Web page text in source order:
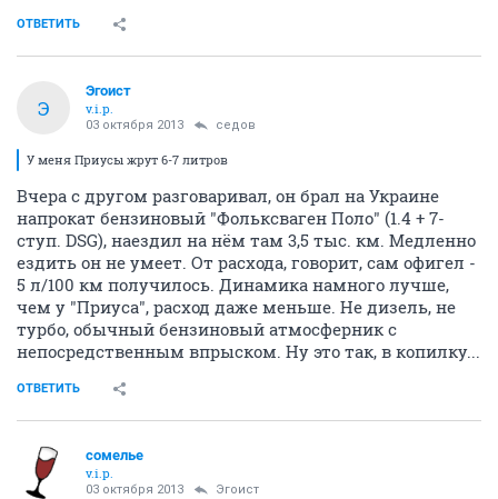
ОТВЕТИТЬ
Э
Эгоист
v.i.p.
03 октября 2013 седов
У меня Приусы жрут 6-7 литров
Вчера с другом разговаривал, он брал на Украине
напрокат бензиновый "Фольксваген Поло" (1.4 + 7-
ступ. DSG), наездил на нём там 3,5 тыс. км. Медленно
ездить он не умеет. От расхода, говорит, сам офигел -
5 л/100 км получилось. Динамика намного лучше,
чем у "Приуса", расход даже меньше. Не дизель, не
турбо, обычный бензиновый атмосферник с
непосредственным впрыском. Ну это так, в копилку...
ОТВЕТИТЬ
сомелье
v.i.p.
03 октября 2013 Эгоист